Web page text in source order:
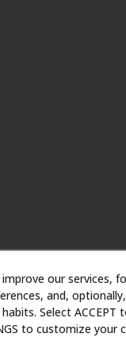
© 08/2026
our services,
and,
Select
to customize your